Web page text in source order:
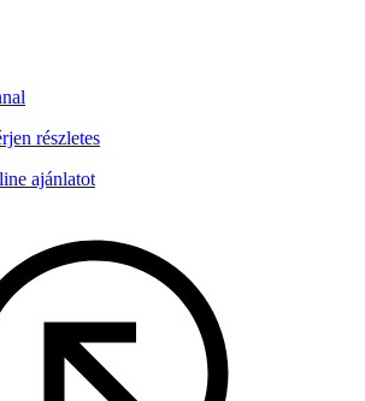
részletes
ajánlatot